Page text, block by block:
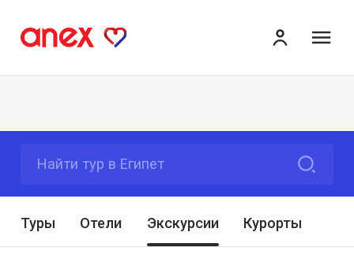
Найти тур в Египет
Туры Отели Экскурсии Курорты